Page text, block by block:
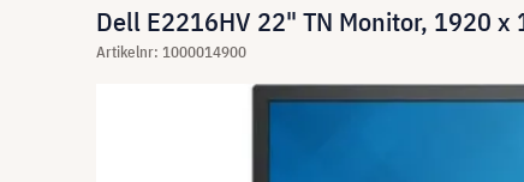
Dell E2216HV 22" TN Monitor, 1920 x
Artikelnr: 1000014900